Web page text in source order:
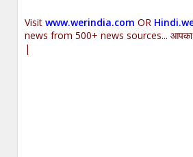
Visitwww.werindia.com OR
news from 500+ news sources... आपका
|